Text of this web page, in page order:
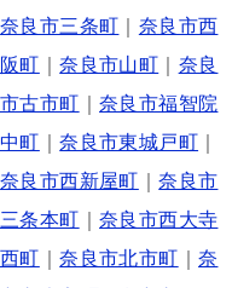
奈良市三条町
奈良市西
町 ｜奈良市山町
奈良
古市町 ｜奈良市福智院
町 ｜奈良市東城戸町
奈良市西新屋町 ｜奈良市
条本町 ｜奈良市西大寺
町 ｜奈良市北市町 ｜奈